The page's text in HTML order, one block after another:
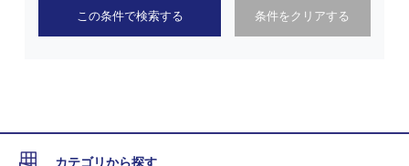
この条件で検索する 条件をクリアする
カテゴリから探す